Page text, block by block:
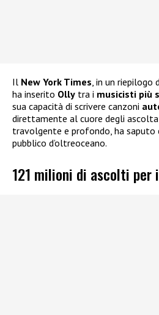
Il New York Times, in un riepilogo
ha inserito Olly tra i musicisti più
sua capacità di scrivere canzoni
direttamente al cuore degli
travolgente e profondo, ha saputo
pubblico d’oltreoceano.
121 milioni di ascolti per